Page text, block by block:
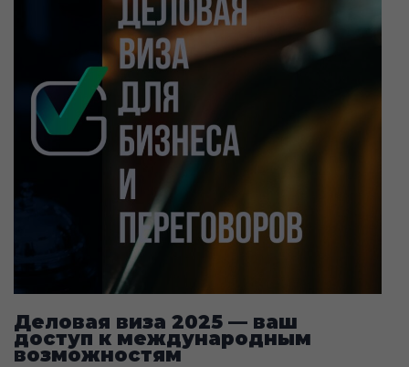
Деловая виза 2025 — ваш
доступ к международным
возможностям